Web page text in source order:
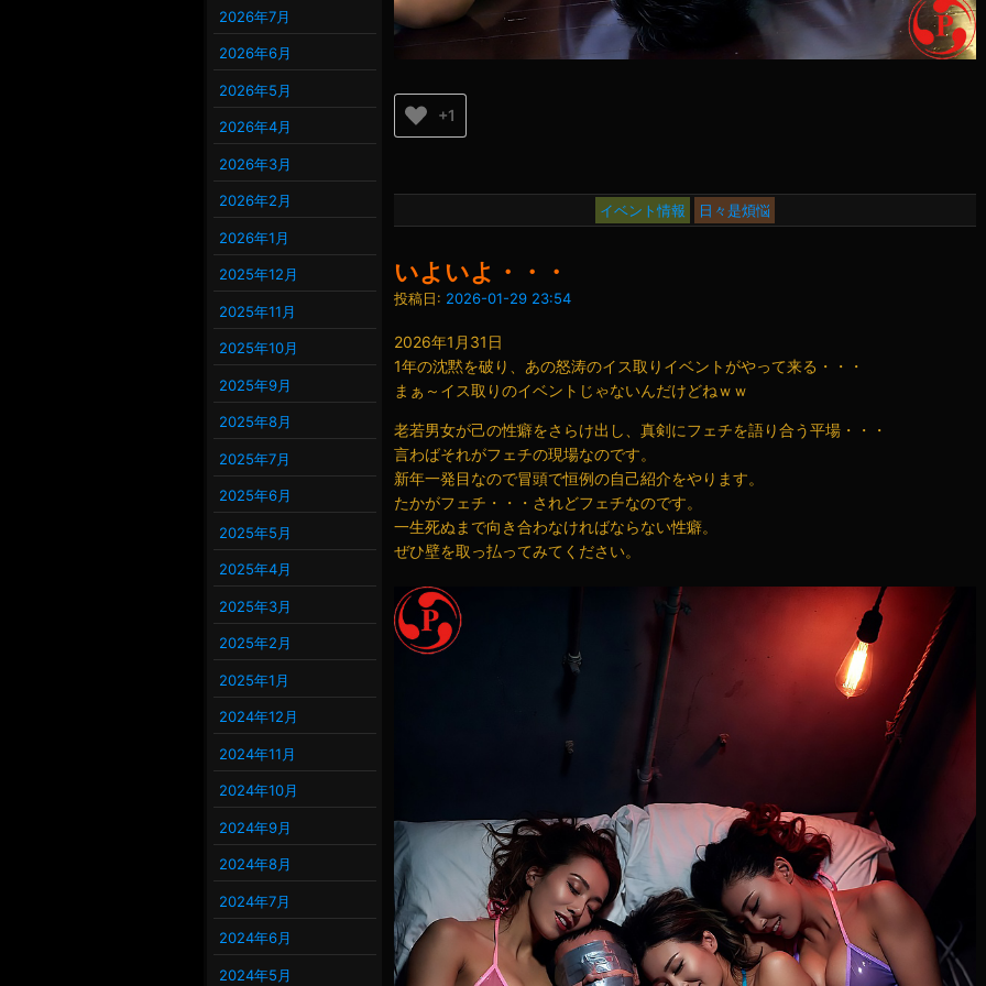
+1
イベント情報 日々是煩悩
いよいよ・・・
投稿日: 2026-01-29 23:54
2026年1月31日
1年の沈黙を破り、あの怒涛のイス取りイベントがやって来る・・・
まぁ～イス取りのイベントじゃないんだけどねｗｗ
老若男女が己の性癖をさらけ出し、真剣にフェチを語り合う平場・・・
言わばそれがフェチの現場なのです。
新年一発目なので冒頭で恒例の自己紹介をやります。
たかがフェチ・・・されどフェチなのです。
一生死ぬまで向き合わなければならない性癖。
ぜひ壁を取っ払ってみてください。
2026年7月
2026年6月
2026年5月
2026年4月
2026年3月
2026年2月
2026年1月
2025年12月
2025年11月
2025年10月
2025年9月
2025年8月
2025年7月
2025年6月
2025年5月
2025年4月
2025年3月
2025年2月
2025年1月
2024年12月
2024年11月
2024年10月
2024年9月
2024年8月
2024年7月
2024年6月
2024年5月